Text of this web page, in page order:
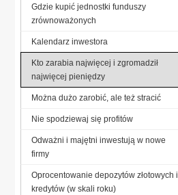
Gdzie kupić jednostki funduszy
zrównoważonych
Kalendarz inwestora
Kto zarabia najwięcej i zgromadził
najwięcej pieniędzy
Można dużo zarobić, ale też stracić
Nie spodziewaj się profitów
Odważni i majętni inwestują w nowe
firmy
Oprocentowanie depozytów złotowych i
kredytów (w skali roku)